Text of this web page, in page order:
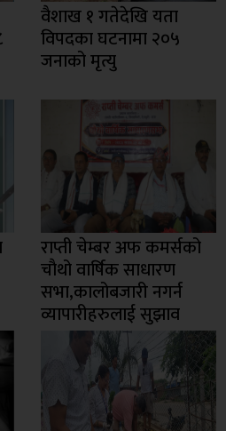
वैशाख १ गतेदेखि यता
विपदका घटनामा २०५
जनाको मृत्यु
राप्ती चेम्बर अफ कमर्सको
चाैथो वार्षिक साधारण
सभा,कालोबजारी नगर्न
व्यापारीहरुलाई सुझाव